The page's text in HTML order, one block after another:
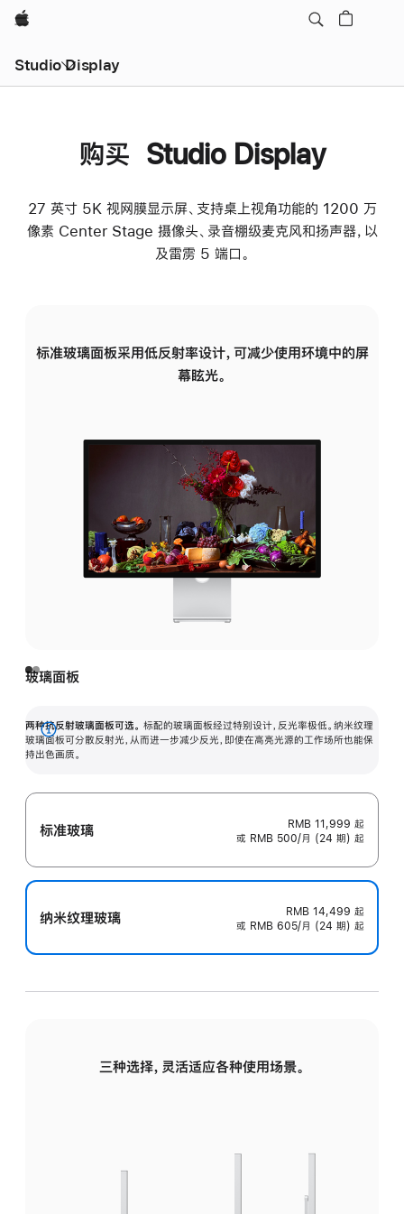
Apple
Studio Display
购买 Studio Display
27 英寸 5K 视网膜显示屏、支持桌上视角功能的 1200 万
像素 Center Stage 摄像头、录音棚级麦克风和扬声器，以
及雷雳 5 端口。
标准玻璃面板采用低反射率设计，可减少使用环境中的屏
幕眩光。
玻璃面板
两种抗反射玻璃面板可选。 标配的玻璃面板经过特别设计，反光率极低。纳米纹理
玻璃面板可分散反射光，从而进一步减少反光，即使在高亮光源的工作场所也能保
持出色画质。
展
开
标准玻璃 RMB 11,999 起
或 RMB 500/月 (24 期) 起
纳米纹理玻璃 RMB 14,499 起
或 RMB 605/月 (24 期) 起
三种选择，灵活适应各种使用场景。